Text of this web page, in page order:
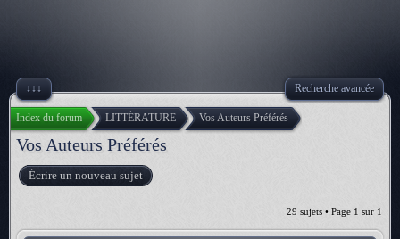
↓↓↓ Recherche avancée
Index du forum LITTÉRATURE Vos Auteurs Préférés
Vos Auteurs Préférés
Écrire un nouveau sujet
29 sujets • Page 1 sur 1